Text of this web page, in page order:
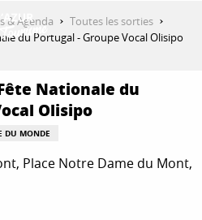
& Agenda
Toutes les sorties
du Portugal - Groupe Vocal Olisipo
Nationale du
Olisipo
DU MONDE
Place Notre Dame du Mont,